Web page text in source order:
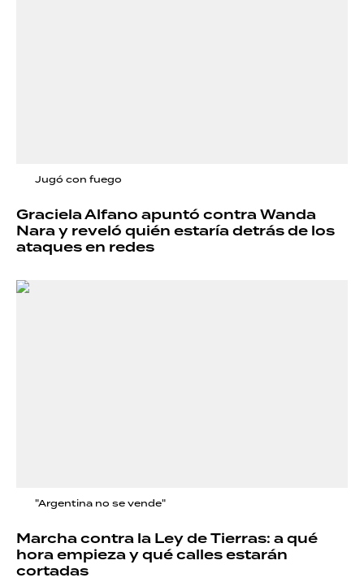
Jugó con fuego
Graciela Alfano apuntó contra Wanda
Nara y reveló quién estaría detrás de los
ataques en redes
"Argentina no se vende"
Marcha contra la Ley de Tierras: a qué
hora empieza y qué calles estarán
cortadas